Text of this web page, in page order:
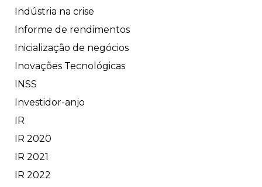
Indústria na crise
Informe de rendimentos
Inicialização de negócios
Inovações Tecnológicas
INSS
Investidor-anjo
IR
IR 2020
IR 2021
IR 2022